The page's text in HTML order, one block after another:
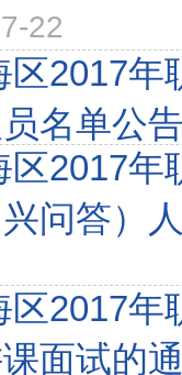
22
2017年
名单公
2017年
问答）
2017年
面试的